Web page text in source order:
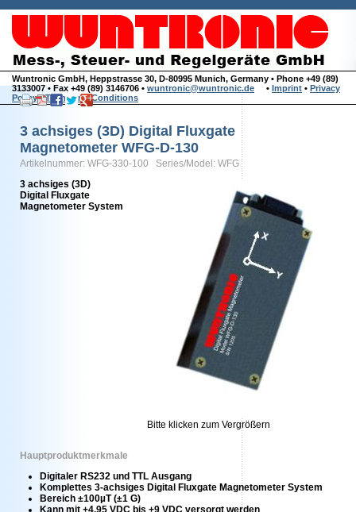
Wuntronic GmbH, Heppstrasse 30, D-80995 Munich, Germany • Phone +49 (89)
3133007 • Fax +49 (89) 3146706 • wuntronic@wuntronic.de • Imprint • Privacy
Policy•Terms and Conditions
3 achsiges (3D) Digital Fluxgate
Magnetometer WFG-D-130
Artikelnummer: WFG-330-100 Series/Model: WFG
Bitte klicken zum Vergrößern
3 achsiges (3D)
Digital Fluxgate
Magnetometer System
Hauptproduktmerkmale
Digitaler RS232 und TTL Ausgang
Komplettes 3-achsiges Digital Fluxgate Magnetometer System
Bereich ±100µT (±1 G)
Kann mit +4.95 VDC bis +9 VDC versorgt werden